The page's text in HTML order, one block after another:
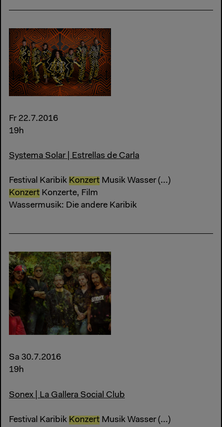
Fr 22.7.2016
19h
Systema Solar | Estrellas de Carla
Festival Karibik Konzert Musik Wasser (...)
Konzert Konzerte, Film
Wassermusik: Die andere Karibik
Sa 30.7.2016
19h
Sonex | La Gallera Social Club
Festival Karibik Konzert Musik Wasser (...)